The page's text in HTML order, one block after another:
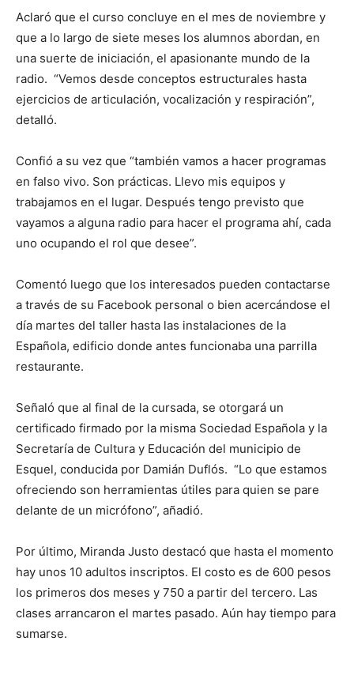
Aclaró que el curso concluye en el mes de noviembre y
que a lo largo de siete meses los alumnos abordan, en
una suerte de iniciación, el apasionante mundo de la
radio. “Vemos desde conceptos estructurales hasta
ejercicios de articulación, vocalización y respiración”,
detalló.
Confió a su vez que “también vamos a hacer programas
en falso vivo. Son prácticas. Llevo mis equipos y
trabajamos en el lugar. Después tengo previsto que
vayamos a alguna radio para hacer el programa ahí, cada
uno ocupando el rol que desee”.
Comentó luego que los interesados pueden contactarse
a través de su Facebook personal o bien acercándose el
día martes del taller hasta las instalaciones de la
Española, edificio donde antes funcionaba una parrilla
restaurante.
Señaló que al final de la cursada, se otorgará un
certificado firmado por la misma Sociedad Española y la
Secretaría de Cultura y Educación del municipio de
Esquel, conducida por Damián Duflós. “Lo que estamos
ofreciendo son herramientas útiles para quien se pare
delante de un micrófono”, añadió.
Por último, Miranda Justo destacó que hasta el momento
hay unos 10 adultos inscriptos. El costo es de 600 pesos
los primeros dos meses y 750 a partir del tercero. Las
clases arrancaron el martes pasado. Aún hay tiempo para
sumarse.